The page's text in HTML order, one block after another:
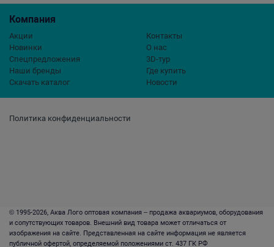
Политика конфиденциальности
Компания
Акции
Новинки
Спецпредложения
Наши бренды
Скачать каталог
Контакты
О нас
3D-тур
Где купить
Новости
© 1995-2026, Аква Лого оптовая компания – продажа аквариумов, оборудования
и сопутствующих товаров. Внешний вид товара может отличаться от
изображения на сайте. Представленная на сайте информация не является
публичной офертой, определяемой положениями ст. 437 ГК РФ